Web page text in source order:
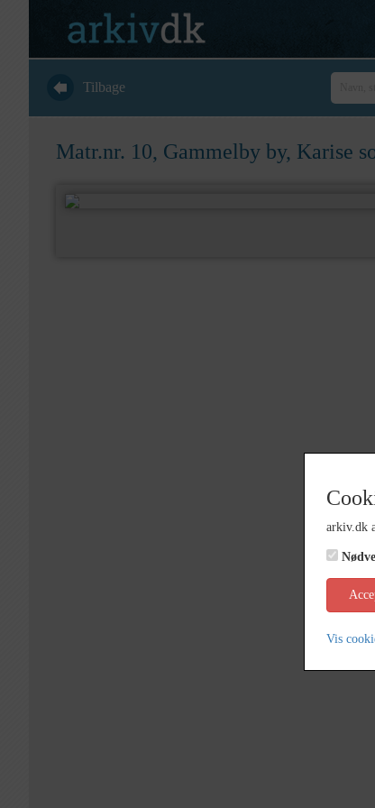
Tilbage
Matr.nr. 10, Gammelby by, Karise
arkiv.dk
Vis